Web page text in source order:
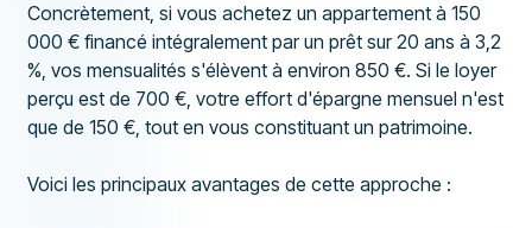
Concrètement, si vous achetez un appartement à 150
000 € financé intégralement par un prêt sur 20 ans à 3,2
%, vos mensualités s'élèvent à environ 850 €. Si le loyer
perçu est de 700 €, votre effort d'épargne mensuel n'est
que de 150 €, tout en vous constituant un patrimoine.
Voici les principaux avantages de cette approche :